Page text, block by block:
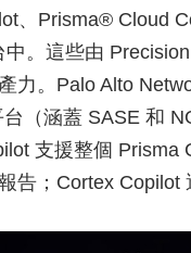
、Prisma® Cloud
。這些由
力。Palo Alto
（涵蓋 SASE 和
支援整個
告；Cortex